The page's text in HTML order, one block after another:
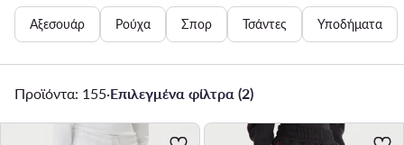
Αξεσουάρ Ρούχα Σπορ Τσάντες Υποδήματα
Προϊόντα: 155·Επιλεγμένα φίλτρα (2)